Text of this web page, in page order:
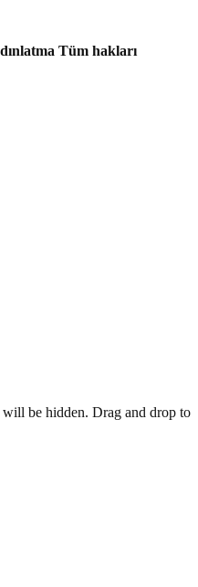
Tüm hakları
be hidden. Drag and drop to